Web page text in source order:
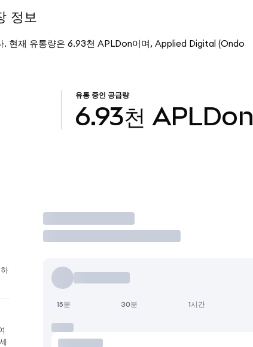
정보
현재 유통량은 6.93천 APLDon이며, Applied Digital (Ondo
유통 중인 공급량
6.93천 APLDon
거래
15분 30분 1시간